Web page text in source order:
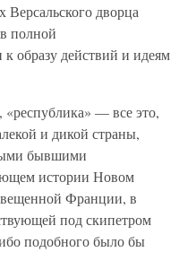
дворца
полной
образу действий и идеям
— все это,
и дикой страны,
бывшими
истории Новом
Франции, в
под скипетром
подобного было бы